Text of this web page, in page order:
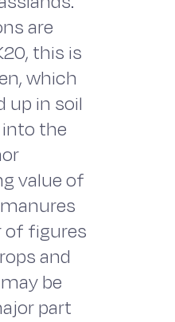
are
this is
which
up in soil
the
value of
of figures
and
be
part